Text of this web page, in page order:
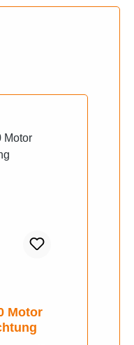
Motor